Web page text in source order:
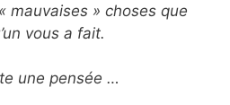
mauvaises » choses que
vous a fait.
une pensée …